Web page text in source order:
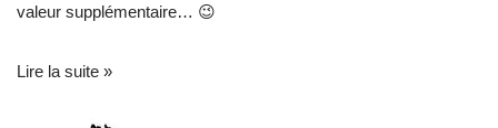
valeur supplémentaire… 😉
Lire la suite »